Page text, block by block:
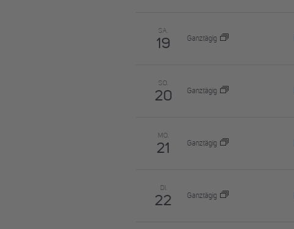
SA.
19 Ganztägig
SO.
20 Ganztägig
MO.
21 Ganztägig
DI.
22 Ganztägig